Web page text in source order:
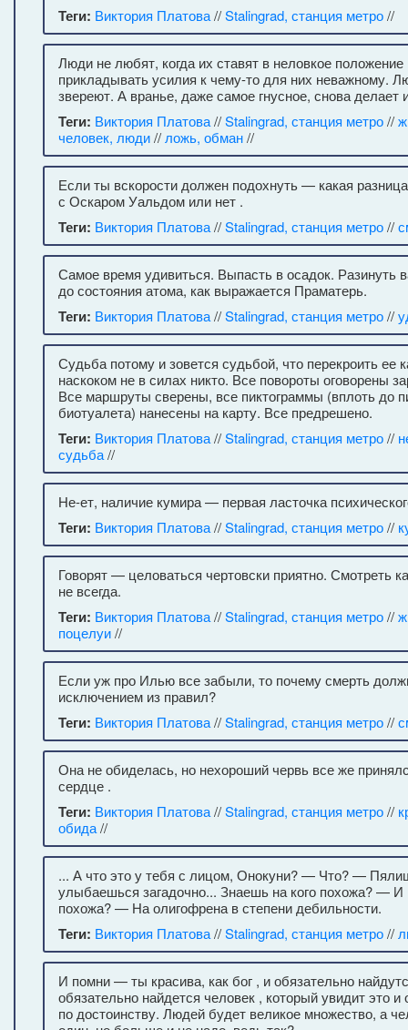
Теги: Виктория Платова//Stalingrad, станция метро//
Люди не любят, когда их ставят в неловкое
прикладывать усилия к чему-то для них неважному.
звереют. А вранье, даже самое гнусное, снова делает
Теги: Виктория Платова//Stalingrad, станция метро//
человек, люди// ложь, обман//
Если ты вскорости должен подохнуть — какая
с Оскаром Уальдом или нет .
Теги: Виктория Платова//Stalingrad, станция метро//
Самое время удивиться. Выпасть в осадок. Разинуть
до состояния атома, как выражается Праматерь.
Теги: Виктория Платова//Stalingrad, станция метро//
Судьба потому и зовется судьбой, что перекроить ее
наскоком не в силах никто. Все повороты оговорены
Все маршруты сверены, все пиктограммы (вплоть до
биотуалета) нанесены на карту. Все предрешено.
Теги: Виктория Платова//Stalingrad, станция метро//
судьба//
Не-ет, наличие кумира — первая ласточка
Теги: Виктория Платова//Stalingrad, станция метро//
Говорят — целоваться чертовски приятно. Смотреть
не всегда.
Теги: Виктория Платова//Stalingrad, станция метро//
поцелуи//
Если уж про Илью все забыли, то почему смерть
исключением из правил?
Теги: Виктория Платова//Stalingrad, станция метро//
Она не обиделась, но нехороший червь все же
сердце .
Теги: Виктория Платова//Stalingrad, станция метро//
обида//
... А что это у тебя с лицом, Онокуни? — Что? —
улыбаешься загадочно... Знаешь на кого похожа? — И
похожа? — На олигофрена в степени дебильности.
Теги: Виктория Платова//Stalingrad, станция метро//
И помни — ты красива, как бог , и обязательно
обязательно найдется человек , который увидит это и
по достоинству. Людей будет великое множество, а